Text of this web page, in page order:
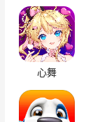
心舞